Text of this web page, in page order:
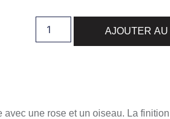
AJOUTER AU
une rose et un oiseau. La